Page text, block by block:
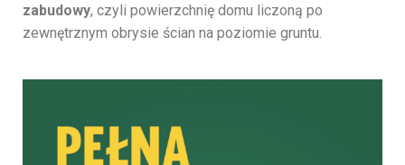
zabudowy, czyli powierzchnię domu liczoną po
zewnętrznym obrysie ścian na poziomie gruntu.